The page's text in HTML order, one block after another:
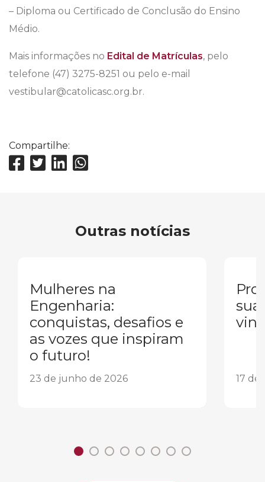
– Diploma ou Certificado de Conclusão do Ensino
Médio.
Mais informações no Edital de Matrículas, pelo
telefone (47) 3275-8251 ou pelo e-mail
vestibular@catolicasc.org.br.
Compartilhe:
Outras notícias
Mulheres na
Engenharia:
conquistas, desafios e
as vozes que inspiram
o futuro!
23 de junho de 2026
sua
17 de